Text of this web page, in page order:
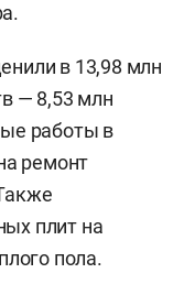
в 13,98 млн
— 8,53 млн
работы в
ремонт
плит на
пола.